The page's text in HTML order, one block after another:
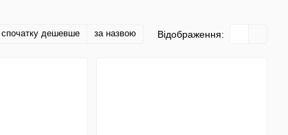
спочатку дешевше за назвою Відображення: